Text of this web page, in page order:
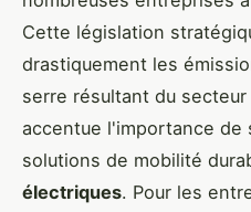
Cette législation
drastiquement les
serre résultant du
accentue l'importance de
solutions de mobilité
électriques. Pour les